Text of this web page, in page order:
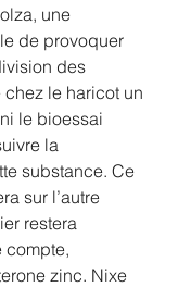
une
de provoquer
des
le haricot un
le bioessai
la
substance. Ce
sur l’autre
restera
compte,
zinc. Nixe